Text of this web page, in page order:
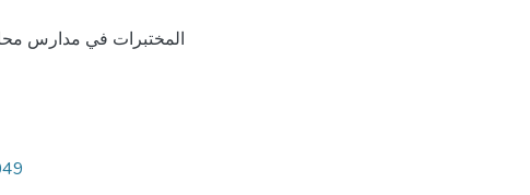
المختبرات في مدارس